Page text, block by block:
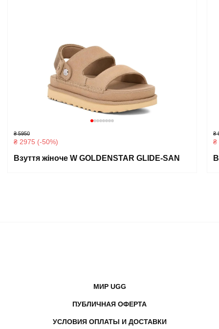
₴ 5950
₴ 2975 (-50%)
Взуття жіноче W GOLDENSTAR GLIDE-SAN
₴
₴
МИР UGG
ПУБЛИЧНАЯ ОФЕРТА
УСЛОВИЯ ОПЛАТЫ И ДОСТАВКИ